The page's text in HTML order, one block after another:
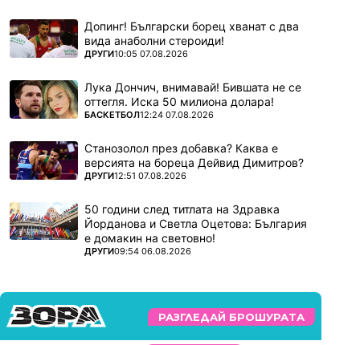
Допинг! Български борец хванат с два
вида анаболни стероиди!
ПОВЕЧЕ ОТ
ДРУГИ10:05 07.08.2026
Лука Дончич, внимавай! Бившата не се
оттегля. Иска 50 милиона долара!
ПОВЕЧЕ ОТ
БАСКЕТБОЛ12:24 07.08.2026
Станозолол през добавка? Каква е
версията на бореца Дейвид Димитров?
ПОВЕЧЕ ОТ
ДРУГИ12:51 07.08.2026
50 години след титлата на Здравка
Йорданова и Светла Оцетова: България
е домакин на световно!
ПОВЕЧЕ ОТ
ДРУГИ09:54 06.08.2026
РАЗГЛЕДАЙ БРОШУРАТА